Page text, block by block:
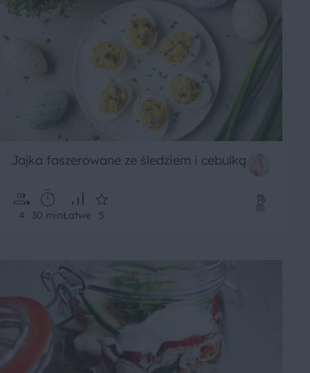
Jajka faszerowane ze śledziem i cebulką
4 30 minŁatwe 5